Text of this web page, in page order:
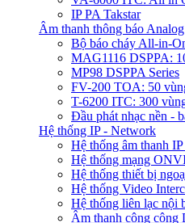
IP PA Takstar
Âm thanh thông báo Analog
Bộ báo cháy All-in-
MAG1116 DSPPA:
MP98 DSPPA Series
FV-200 TOA: 50
T-6200 ITC: 300
Đầu phát nhạc nền -
Hệ thống IP - Network
Hệ thống âm thanh
Hệ thống mạng
Hệ thống thiết bị
Hệ thống Video
Hệ thống liên lạc nội
Âm thanh công cộng